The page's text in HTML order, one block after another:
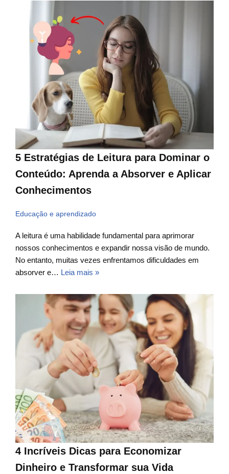
5 Estratégias de Leitura para Dominar o
Conteúdo: Aprenda a Absorver e Aplicar
Conhecimentos
Educação e aprendizado
A leitura é uma habilidade fundamental para aprimorar
nossos conhecimentos e expandir nossa visão de mundo.
No entanto, muitas vezes enfrentamos dificuldades em
absorver e… Leia mais »
4 Incríveis Dicas para Economizar
Dinheiro e Transformar sua Vida